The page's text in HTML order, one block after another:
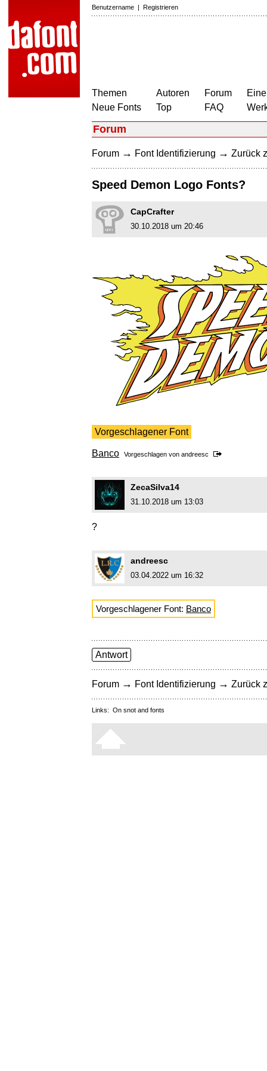
Benutzername | Registrieren
Themen
Neue Fonts
Autoren
Top
Forum
FAQ
Forum
Forum → Font Identifizierung → Zurück
Speed Demon Logo Fonts?
CapCrafter
30.10.2018 um 20:46
Vorgeschlagener Font
Banco Vorgeschlagen von andreesc
ZecaSilva14
31.10.2018 um 13:03
?
andreesc
03.04.2022 um 16:32
Vorgeschlagener Font: Banco
Antwort
Forum → Font Identifizierung → Zurück
Links: On snot and fonts